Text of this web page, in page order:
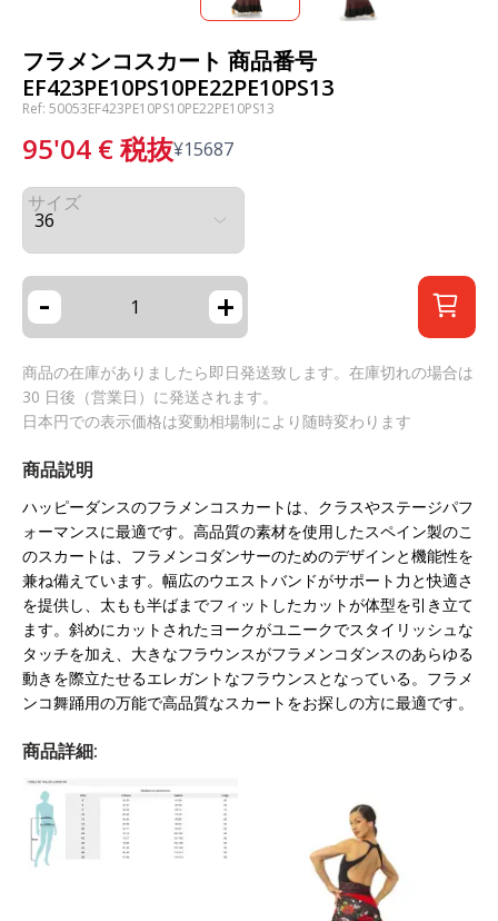
フラメンコスカート 商品番号
EF423PE10PS10PE22PE10PS13
Ref: 50053EF423PE10PS10PE22PE10PS13
95'04 €税抜¥15687
サイズ
- +
商品の在庫がありましたら即日発送致します。在庫切れの場合は
30 日後（営業日）に発送されます。
日本円での表示価格は変動相場制により随時変わります
商品説明
ハッピーダンスのフラメンコスカートは、クラスやステージパフ
ォーマンスに最適です。高品質の素材を使用したスペイン製のこ
のスカートは、フラメンコダンサーのためのデザインと機能性を
兼ね備えています。幅広のウエストバンドがサポート力と快適さ
を提供し、太もも半ばまでフィットしたカットが体型を引き立て
ます。斜めにカットされたヨークがユニークでスタイリッシュな
タッチを加え、大きなフラウンスがフラメンコダンスのあらゆる
動きを際立たせるエレガントなフラウンスとなっている。フラメ
ンコ舞踊用の万能で高品質なスカートをお探しの方に最適です。
商品詳細: